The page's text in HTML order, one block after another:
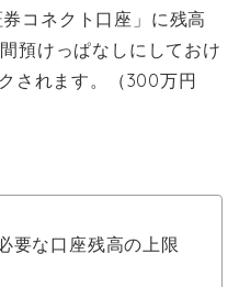
コネクト口座」に残高
預けっぱなしにしておけ
されます。（300万円
要な口座残高の上限